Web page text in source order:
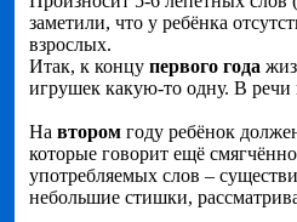
заметили, что у ребёнка
взрослых.
Итак, к концу первого года
игрушек какую-то одну. В речи
На втором году ребёнок
которые говорит ещё
употребляемых слов –
небольшие стишки,